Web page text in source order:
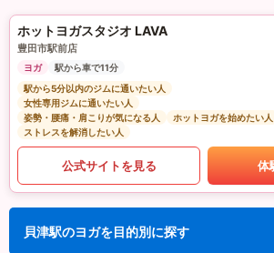
ホットヨガスタジオ LAVA
豊田市駅前店
ヨガ
駅から車で11分
駅から5分以内のジムに通いたい人
女性専用ジムに通いたい人
姿勢・腰痛・肩こりが気になる人
ホットヨガを始めたい人
ストレスを解消したい人
公式サイトを見る 体
貝津駅のヨガを目的別に探す